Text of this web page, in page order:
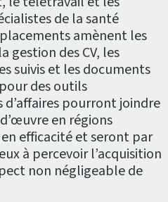
de la santé
amènent les
gestion des CV, les
suivis et les documents
des outils
pourront joindre
en régions
efficacité et seront par
à percevoir l’acquisition
non négligeable de